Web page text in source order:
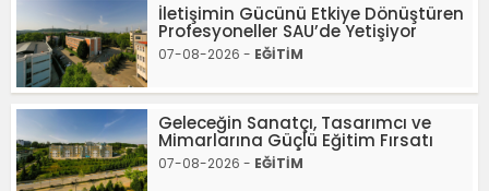
İletişimin Gücünü Etkiye Dönüştüren
Profesyoneller SAU’de Yetişiyor
07-08-2026 - EĞİTİM
Geleceğin Sanatçı, Tasarımcı ve
Mimarlarına Güçlü Eğitim Fırsatı
07-08-2026 - EĞİTİM